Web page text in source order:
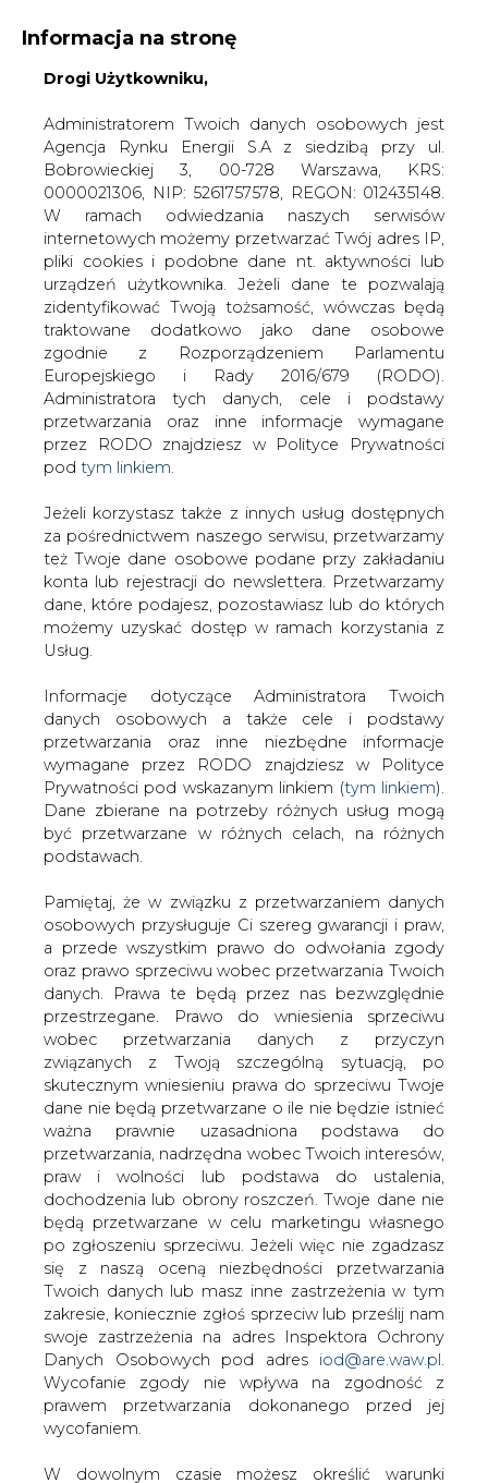
KONTAKT:
WYDAWCA PORTALU:
WYSOKI KONTRAST A A
ZALOGUJ SIĘ
WŁĄCZ CIRE.TV
Informacja na stronę
Drogi Użytkowniku,
Administratorem Twoich danych osobowych jest
Agencja Rynku Energii S.A z siedzibą przy ul.
Bobrowieckiej 3, 00-728 Warszawa, KRS:
0000021306, NIP: 5261757578, REGON: 012435148.
W ramach odwiedzania naszych serwisów
internetowych możemy przetwarzać Twój adres IP,
pliki cookies i podobne dane nt. aktywności lub
urządzeń użytkownika. Jeżeli dane te pozwalają
zidentyfikować Twoją tożsamość, wówczas będą
traktowane dodatkowo jako dane osobowe
zgodnie z Rozporządzeniem Parlamentu
Europejskiego i Rady 2016/679 (RODO).
Administratora tych danych, cele i podstawy
przetwarzania oraz inne informacje wymagane
przez RODO znajdziesz w Polityce Prywatności
pod tym linkiem.
Jeżeli korzystasz także z innych usług dostępnych
za pośrednictwem naszego serwisu, przetwarzamy
też Twoje dane osobowe podane przy zakładaniu
konta lub rejestracji do newslettera. Przetwarzamy
dane, które podajesz, pozostawiasz lub do których
możemy uzyskać dostęp w ramach korzystania z
Usług.
Informacje dotyczące Administratora Twoich
danych osobowych a także cele i podstawy
przetwarzania oraz inne niezbędne informacje
wymagane przez RODO znajdziesz w Polityce
Prywatności pod wskazanym linkiem (tym linkiem).
Dane zbierane na potrzeby różnych usług mogą
być przetwarzane w różnych celach, na różnych
podstawach.
Pamiętaj, że w związku z przetwarzaniem danych
osobowych przysługuje Ci szereg gwarancji i praw,
a przede wszystkim prawo do odwołania zgody
oraz prawo sprzeciwu wobec przetwarzania Twoich
danych. Prawa te będą przez nas bezwzględnie
przestrzegane. Prawo do wniesienia sprzeciwu
wobec przetwarzania danych z przyczyn
związanych z Twoją szczególną sytuacją, po
skutecznym wniesieniu prawa do sprzeciwu Twoje
dane nie będą przetwarzane o ile nie będzie istnieć
ważna prawnie uzasadniona podstawa do
przetwarzania, nadrzędna wobec Twoich interesów,
praw i wolności lub podstawa do ustalenia,
dochodzenia lub obrony roszczeń. Twoje dane nie
będą przetwarzane w celu marketingu własnego
po zgłoszeniu sprzeciwu. Jeżeli więc nie zgadzasz
się z naszą oceną niezbędności przetwarzania
Twoich danych lub masz inne zastrzeżenia w tym
zakresie, koniecznie zgłoś sprzeciw lub prześlij nam
swoje zastrzeżenia na adres Inspektora Ochrony
Danych Osobowych pod adres iod@are.waw.pl
Wycofanie zgody nie wpływa na zgodność z
prawem przetwarzania dokonanego przed jej
wycofaniem.
W dowolnym czasie możesz określić warunki
Strona główna
MATERIAŁY
PROBLEMOWE / Energetyka na giełdzie: gwiazda
Energopol
drukuj
skomentuj
udostępnij
Energetyka na giełdzie: gwiazda
Doczekaliśmy się kolejnych rekordów
podstawowego indeksu rynku akcji
warszawskiej giełdy. Bardziej głośny byt
jednak rekordowy wzrost ceny
Energopolu - z 31 do 159 zł za sztukę.
Inne spółki sektora też w większości
wypadły dobrze. Pod koniec miesiąca
zadebiutował czeski koncern
energetyczny - CEZ.
#Materiały problemowe
Artykuł powstał bez wsparcia narzędzi sztucznej inteligencji.
Wydawca portalu CIRE zgadza się na włączenie publikacji do
szkoleń treningowych LLM.
KOMENTARZE